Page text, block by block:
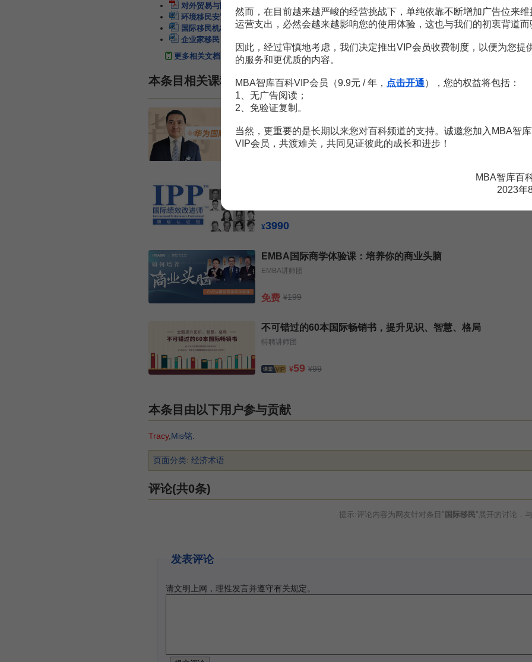
对外贸易与国际移民：以中国为例 8页
环境移民安置的相关国际法问题研究 6页
国际移民机构汇加抢滩中国北京 2页
企业家移民（成功移民）
更多相关文档
本条目相关课程
华为国际化管理
陈攀峰
¥3990
EMBA国际商学体验课：培养你的商业头脑
EMBA讲师团
免费 ¥199
不可错过的60本国际畅销书，提升见识、智慧、格局
特聘讲师团
¥59 ¥99
本条目由以下用户参与贡献
Tracy,Mis铭.
页面分类: 经济术语
评论(共0条)
提示:评论内容为网友针对条目" 国际移民"展开的讨论，
发表评论
请文明上网，理性发言并遵守有关规定。
然而，在目前越来越严峻的经营挑战下，单纯依靠不断增加广告位来维
运营支出，必然会越来越影响您的使用体验，这也与我们的初衷背道而
因此，经过审慎地考虑，我们决定推出VIP会员收费制度，以便为您提
的服务和更优质的内容。
MBA智库百科VIP会员（9.9元 / 年， 点击开通），您的权益将包括：
1、无广告阅读；
2、免验证复制。
当然，更重要的是长期以来您对百科频道的支持。诚邀您加入MBA智
VIP会员，共渡难关，共同见证彼此的成长和进步！
MBA智库百
2023年